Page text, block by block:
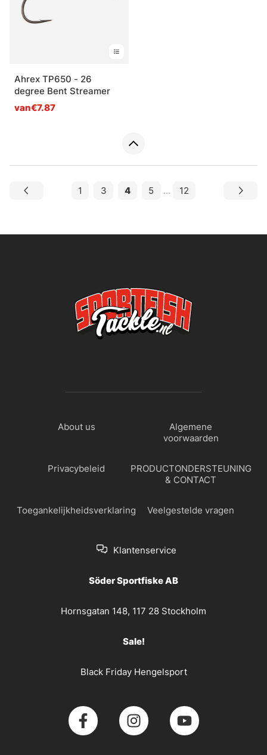
Ahrex TP650 - 26
degree Bent Streamer
van€7.87
1 3 4 5 ... 12
About us
Algemene
voorwaarden
Privacybeleid
PRODUCTONDERSTEUNING
& CONTACT
Toegankelijkheidsverklaring Veelgestelde vragen
Klantenservice
Söder Sportfiske AB
Hornsgatan 148, 117 28 Stockholm
Sale!
Black Friday Hengelsport